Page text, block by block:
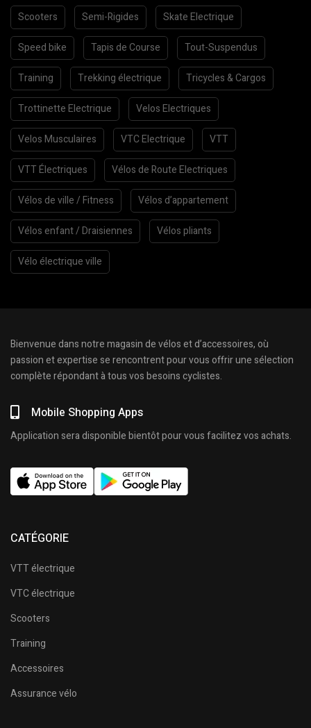
Scooters Semi-Rigides Skate Electrique
Speed bike Tapis de Course Tout-Suspendus
Training Trekking électrique Tricycles & Cargos
Trottinette Electrique Velos Electriques
Velos Musculaires VTC Electrique VTT
VTT Électriques Vélos de Route Electriques
Vélos de ville / Fitness Vélos d’appartement
Vélos enfant / Draisiennes Vélos pliants
Vélo électrique ville
Bienvenue dans notre magasin de vélos et d’accessoires, où
passion et expertise se rencontrent pour vous offrir une sélection
complète répondant à tous vos besoins cyclistes.
Mobile Shopping Apps
Application sera disponible bientôt pour vous facilitez vos achats.
CATÉGORIE
VTT électrique
VTC électrique
Scooters
Training
Accessoires
Assurance vélo